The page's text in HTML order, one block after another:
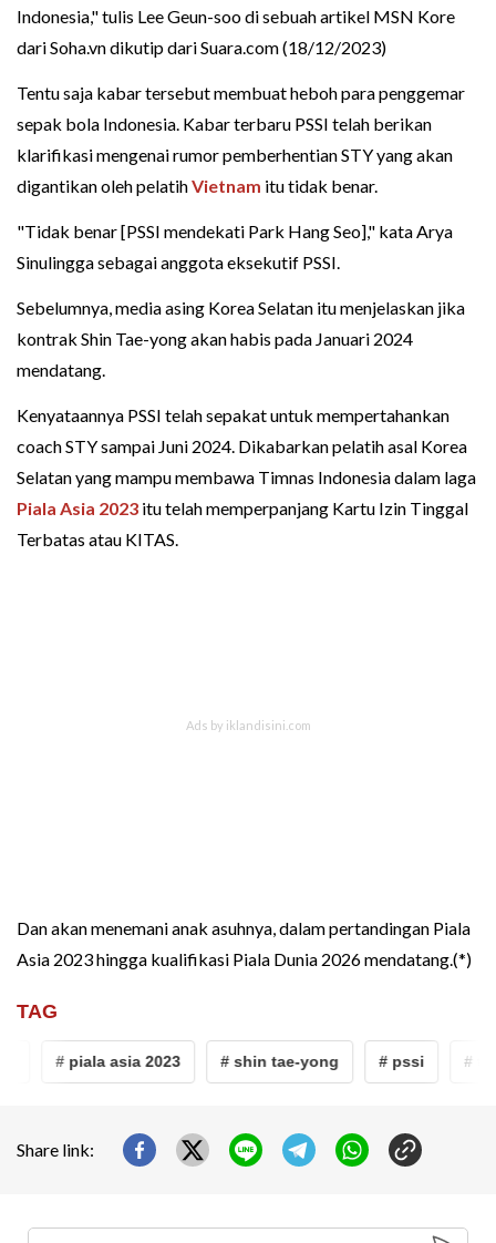
Indonesia," tulis Lee Geun-soo di sebuah artikel MSN Kore
dari Soha.vn dikutip dari Suara.com (18/12/2023)
Tentu saja kabar tersebut membuat heboh para penggemar
sepak bola Indonesia. Kabar terbaru PSSI telah berikan
klarifikasi mengenai rumor pemberhentian STY yang akan
digantikan oleh pelatihVietnam itu tidak benar.
"Tidak benar [PSSI mendekati Park Hang Seo]," kata Arya
Sinulingga sebagai anggota eksekutif PSSI.
Sebelumnya, media asing Korea Selatan itu menjelaskan jika
kontrak Shin Tae-yong akan habis pada Januari 2024
mendatang.
Kenyataannya PSSI telah sepakat untuk mempertahankan
coach STY sampai Juni 2024. Dikabarkan pelatih asal Korea
Selatan yang mampu membawa Timnas Indonesia dalam laga
Piala Asia 2023 itu telah memperpanjang Kartu Izin Tinggal
Terbatas atau KITAS.
Dan akan menemani anak asuhnya, dalam pertandingan Piala
Asia 2023 hingga kualifikasi Piala Dunia 2026 mendatang.(*)
TAG
# piala asia 2023 # shin tae-yong # pssi #
Share link: